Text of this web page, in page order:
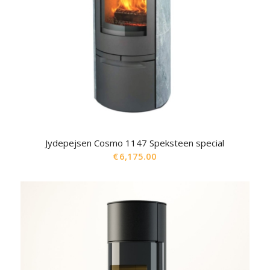
Jydepejsen Cosmo 1147 Speksteen special
€6,175.00